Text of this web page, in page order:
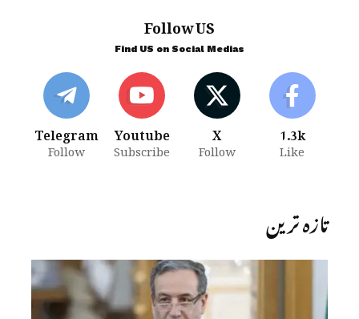
Follow US
Find US on Social Medias
1.3k
Like
X
Follow
Youtube
Subscribe
Telegram
Follow
تازہ ترین